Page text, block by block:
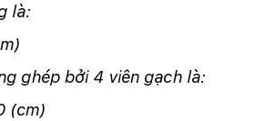
là:
ghép bởi 4 viên gạch là:
(cm)